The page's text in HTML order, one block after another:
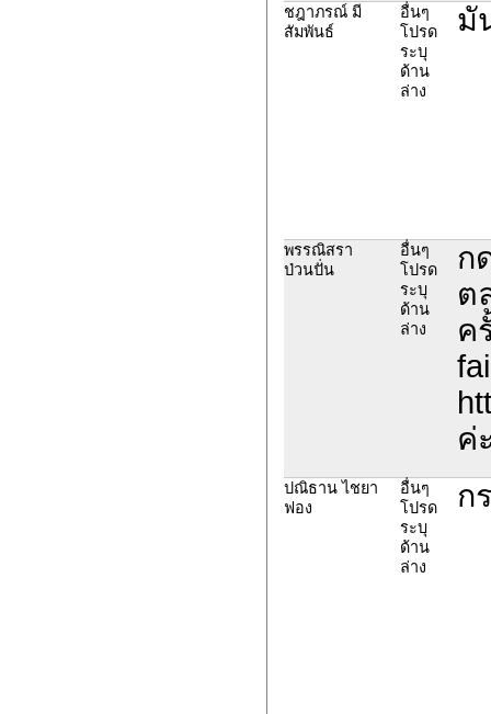
ชฎาภรณ์ มี
สัมพันธ์
อื่นๆ
โปรด
ระบุ
ด้าน
ล่าง
มั
พรรณิสรา
ป่วนปั่น
อื่นๆ
โปรด
ระบุ
ด้าน
ล่าง
ก
ต
ค
ค่
ปณิธาน ไชยา
ฟอง
อื่นๆ
โปรด
ระบุ
ด้าน
ล่าง
ก